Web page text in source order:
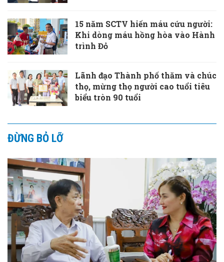
15 năm SCTV hiến máu cứu người:
Khi dòng máu hồng hòa vào Hành
trình Đỏ
Lãnh đạo Thành phố thăm và chúc
thọ, mừng thọ người cao tuổi tiêu
biểu tròn 90 tuổi
ĐỪNG BỎ LỠ